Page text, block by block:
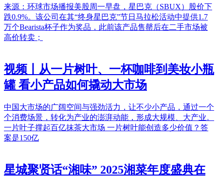
来源：环球市场播报美股周一早盘，星巴克（SBUX）股价下
跌0.9%。该公司在其“终身星巴克”节日马拉松活动中提供1.7
万个Bearista杯子作为奖品，此前该产品售罄后在二手市场被
高价转卖；
视频丨从一片树叶、一杯咖啡到美妆小瓶
罐 看小产品如何撬动大市场
中国大市场的广阔空间与强劲活力，让不少小产品，通过一个
个消费场景，转化为产业的澎湃动能，形成大规模、大产业。
一片叶子撑起百亿抹茶大市场 一片树叶能创造多少价值？答
案是150亿
星城聚贤话“湘味” 2025湘菜年度盛典在